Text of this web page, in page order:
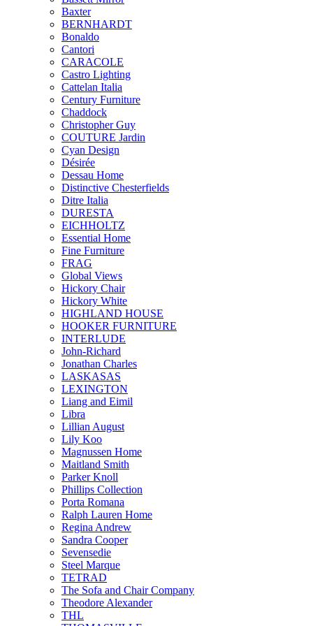
Baxter
BERNHARDT
Bonaldo
Cantori
CARACOLE
Castro Lighting
Cattelan Italia
Century Furniture
Chaddock
Christopher Guy
COUTURE Jardin
Cyan Design
Désirée
Dessau Home
Distinctive Chesterfields
Ditre Italia
DURESTA
EICHHOLTZ
Essential Home
Fine Furniture
FRAG
Global Views
Hickory Chair
Hickory White
HIGHLAND HOUSE
HOOKER FURNITURE
INTERLUDE
John-Richard
Jonathan Charles
LASKASAS
LEXINGTON
Liang and Eimil
Libra
Lillian August
Lily Koo
Magnussen Home
Maitland Smith
Parker Knoll
Phillips Collection
Porta Romana
Ralph Lauren Home
Regina Andrew
Sandra Cooper
Sevensedie
Steel Marque
TETRAD
The Sofa and Chair Company
Theodore Alexander
THL